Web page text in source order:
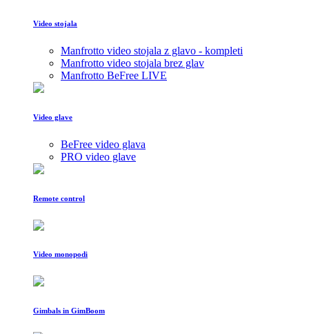
Video stojala
Manfrotto video stojala z glavo - kompleti
Manfrotto video stojala brez glav
Manfrotto BeFree LIVE
Video glave
BeFree video glava
PRO video glave
Remote control
Video monopodi
Gimbals in GimBoom